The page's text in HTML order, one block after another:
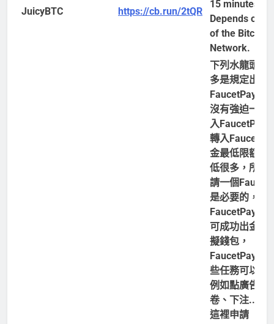
JuicyBTC https://cb.run/2tQR
15 minutes.
Depends on
of the Bitcoin
Network.
下列水龍頭有
多是規定出金
FaucetPay，
沒有強迫一定
入FaucetPay
轉入
金最低限額比
低很多，所以
請一個
是必要的，
FaucetPay已
可成功出金至
擬錢包，
FaucetPay也
些任務可以解
例如點廣告、
卷、下注..等
這裡申請